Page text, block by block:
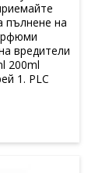
пълнене на
вредители
200ml
1. PLC